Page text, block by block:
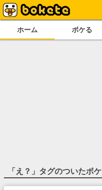
ホーム ボケる
「え？ 」タグのついたボケ